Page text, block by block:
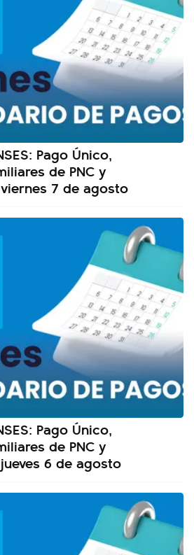
Pago Único,
de PNC y
7 de agosto
Pago Único,
de PNC y
6 de agosto